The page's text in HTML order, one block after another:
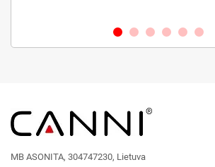
MB ASONITA, 304747230, Lietuva